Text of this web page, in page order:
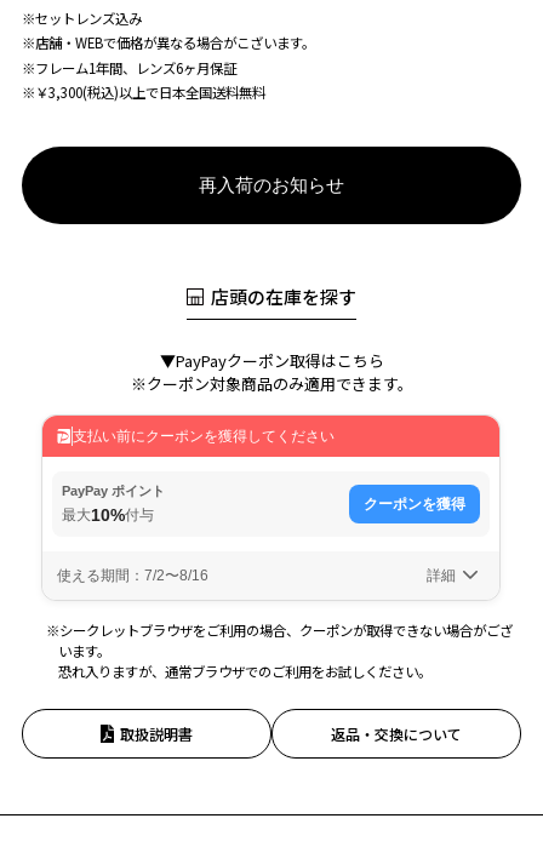
※セットレンズ込み
※店舗・WEBで価格が異なる場合がこざいます。
※フレーム1年間、レンズ6ヶ月保証
※￥3,300(税込)以上で日本全国送料無料
再入荷のお知らせ
店頭の在庫を探す
▼PayPayクーポン取得はこちら
※クーポン対象商品のみ適用できます。
※シークレットブラウザをご利用の場合、クーポンが取得できない場合がござ
います。
恐れ入りますが、通常ブラウザでのご利用をお試しください。
取扱説明書 返品・交換について